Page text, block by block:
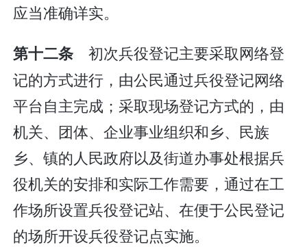
应当准确详实。
第十二条初次兵役登记主要采取网络登
记的方式进行，由公民通过兵役登记网络
平台自主完成；采取现场登记方式的，由
机关、团体、企业事业组织和乡、民族
乡、镇的人民政府以及街道办事处根据兵
役机关的安排和实际工作需要，通过在工
作场所设置兵役登记站、在便于公民登记
的场所开设兵役登记点实施。